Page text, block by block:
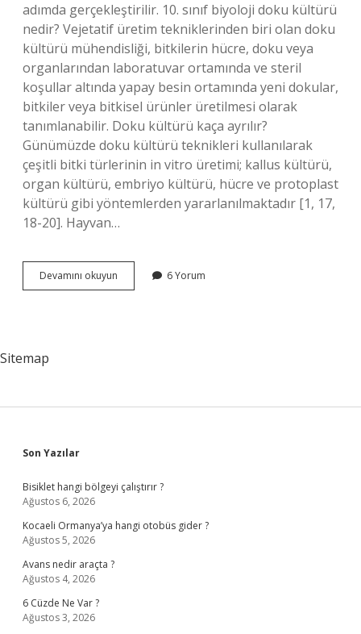
adımda gerçekleştirilir. 10. sınıf biyoloji doku kültürü
nedir? Vejetatif üretim tekniklerinden biri olan doku
kültürü mühendisliği, bitkilerin hücre, doku veya
organlarından laboratuvar ortamında ve steril
koşullar altında yapay besin ortamında yeni dokular,
bitkiler veya bitkisel ürünler üretilmesi olarak
tanımlanabilir. Doku kültürü kaça ayrılır?
Günümüzde doku kültürü teknikleri kullanılarak
çeşitli bitki türlerinin in vitro üretimi; kallus kültürü,
organ kültürü, embriyo kültürü, hücre ve protoplast
kültürü gibi yöntemlerden yararlanılmaktadır [1, 17,
18-20]. Hayvan…
Devamını okuyun
Kültürü
6 Yorum
Sitemap
Sidebar
Son Yazılar
Bisiklet hangi bölgeyi çalıştırır ?
Ağustos 6, 2026
Kocaeli Ormanya’ya hangi otobüs gider ?
Ağustos 5, 2026
Avans nedir araçta ?
Ağustos 4, 2026
6 Cüzde Ne Var ?
Ağustos 3, 2026